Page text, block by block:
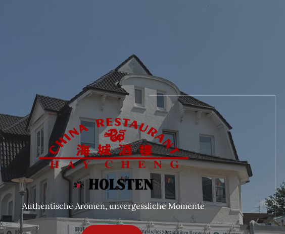
Authentische Aromen, unvergessliche Momente
Authentic Flavors, Unforgettable Moments